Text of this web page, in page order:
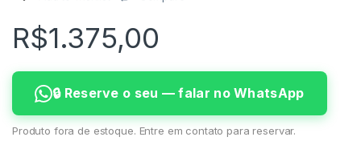
R$1.375,00
🔒 Reserve o seu — falar no WhatsApp
Produto fora de estoque. Entre em contato para reservar.